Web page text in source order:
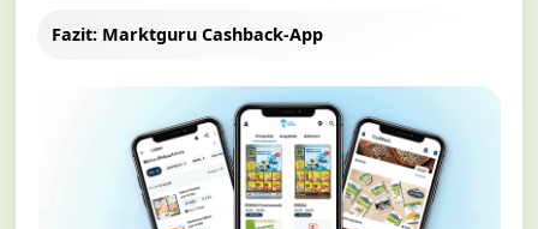
Fazit: Marktguru Cashback-App